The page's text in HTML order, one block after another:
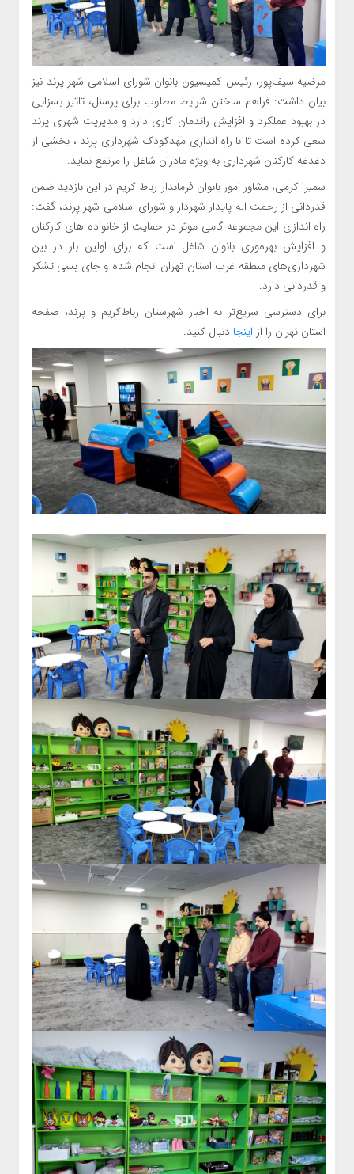
مرضیه سیف‌پور، رئیس کمیسیون بانوان شورای اسلامی شهر پرند نیز
بیان داشت: فراهم ساختن شرایط مطلوب برای پرسنل، تاثیر بسزایی
در بهبود عملکرد و افزایش راندمان کاری دارد و مدیریت شهری پرند
سعی کرده است تا با راه اندازی مهدکودک شهرداری پرند ، بخشی از
دغدغه کارکنان شهرداری به ویژه مادران شاغل را مرتفع نماید.
سمیرا کرمی، مشاور امور بانوان فرماندار رباط کریم در این بازدید ضمن
قدردانی از رحمت اله پایدار شهردار و شورای اسلامی شهر پرند، گفت:
راه اندازی این مجموعه گامی موثر در حمایت از خانواده های کارکنان
و افزایش بهره‌وری بانوان شاغل است که برای اولین بار در بین
شهرداری‌های منطقه غرب استان تهران انجام شده و جای بسی تشکر
و قدردانی دارد.
برای دسترسی سریع‌تر به اخبار شهرستان رباط‌کریم و پرند، صفحه
استان تهران را از اینجا دنبال کنید.